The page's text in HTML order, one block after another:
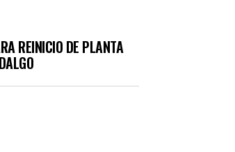
REINICIO DE PLANTA